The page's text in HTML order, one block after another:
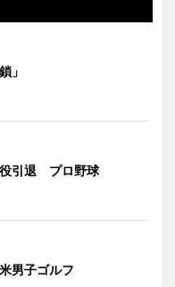
鎖」
引退 プロ野球
男子ゴルフ